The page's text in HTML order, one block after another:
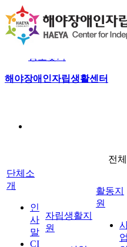
본문 바로가기
로그인
정보찾기
해야장애인자립생활센터
사업안내
후원신청
전
단체소
개
인
사
말
CI
자립생활지
원
활동지
원
업